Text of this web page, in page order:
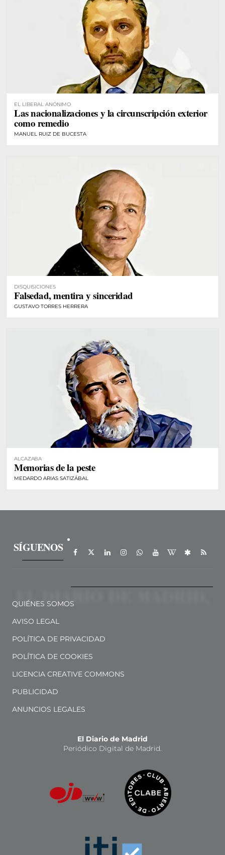
EL LIBERAL ANÓNIMO
Las nacionalizaciones y la circunscripción exterior
como remedio
MANUEL RUIZ DE BUCESTA
DISQUISICIONES
Falsedad, mentira y sinceridad
GUSTAVO TORRES HERRERA
ALCAZABA
Memorias de la peste
MEDARDO ARIAS SATIZÁBAL
SÍGUENOS
QUIÉNES SOMOS
AVISO LEGAL
POLÍTICA DE PRIVACIDAD
POLÍTICA DE COOKIES
LICENCIA CREATIVE COMMONS
PUBLICIDAD
ANUNCIOS LEGALES
El Diario de Madrid
Periódico Digital de Madrid.